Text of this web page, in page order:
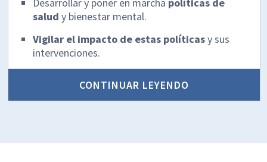
Desarrollar y poner en marcha políticas de
salud y bienestar mental.
Vigilar el impacto de estas políticasy sus
intervenciones.
CONTINUAR LEYENDO